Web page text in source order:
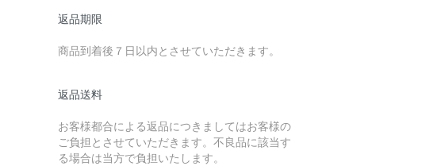
返品期限
商品到着後７日以内とさせていただきます。
返品送料
お客様都合による返品につきましてはお客様の
ご負担とさせていただきます。不良品に該当す
る場合は当方で負担いたします。